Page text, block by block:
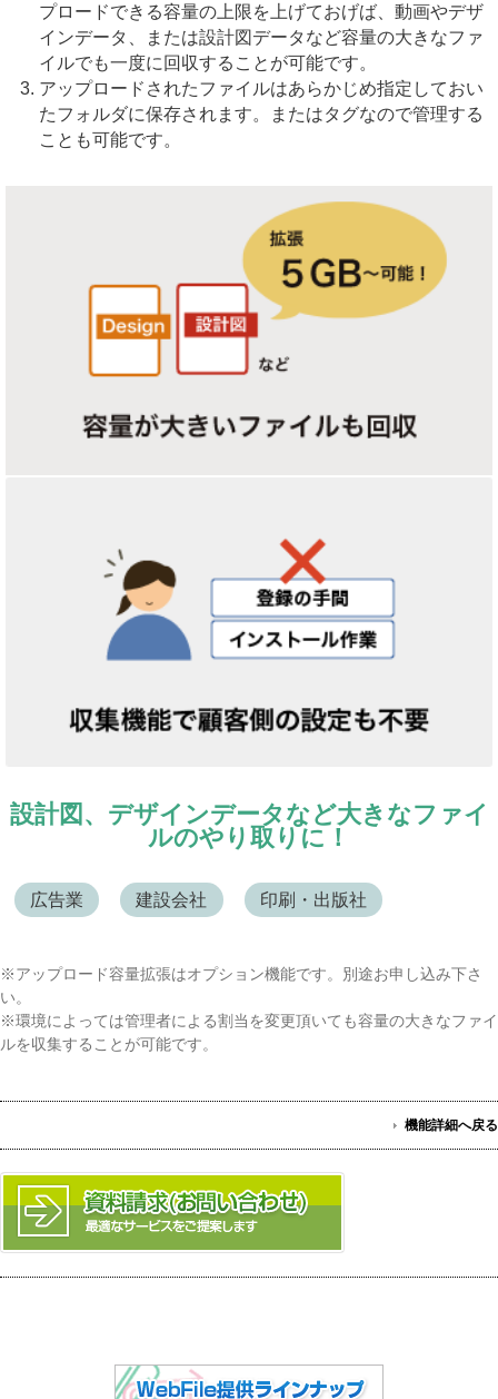
プロードできる容量の上限を上げておげば、動画やデザ
インデータ、または設計図データなど容量の大きなファ
イルでも一度に回収することが可能です。
アップロードされたファイルはあらかじめ指定しておい
たフォルダに保存されます。またはタグなので管理する
ことも可能です。
設計図、デザインデータなど大きなファイ
ルのやり取りに！
広告業 建設会社 印刷・出版社
※アップロード容量拡張はオプション機能です。別途お申し込み下さ
い。
※環境によっては管理者による割当を変更頂いても容量の大きなファイ
ルを収集することが可能です。
機能詳細へ戻る